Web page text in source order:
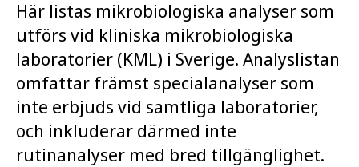
Här listas mikrobiologiska analyser som
utförs vid kliniska mikrobiologiska
laboratorier (KML) i Sverige. Analyslistan
omfattar främst specialanalyser som
inte erbjuds vid samtliga laboratorier,
och inkluderar därmed inte
rutinanalyser med bred tillgänglighet.